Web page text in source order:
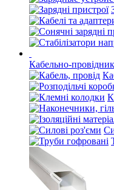
Кабельно-